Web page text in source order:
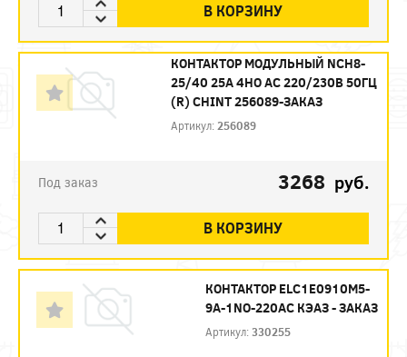
В КОРЗИНУ
КОНТАКТОР МОДУЛЬНЫЙ NCH8-
25/40 25А 4НО AC 220/230В 50ГЦ
(R) CHINT 256089-ЗАКАЗ
Артикул: 256089
Под заказ 3268 руб.
В КОРЗИНУ
КОНТАКТОР ELC1E0910M5-
9A-1NO-220AС КЭАЗ - ЗАКАЗ
Артикул: 330255